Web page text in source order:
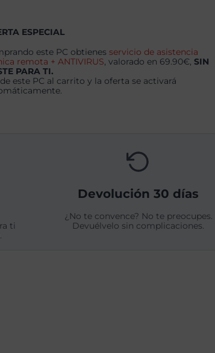
ESPECIAL
este PC obtienes servicio de asistencia
remota + ANTIVIRUS, valorado en 69.90€, SIN
PARA TI.
este PC al carrito y la oferta se activará
ti
Devolución 30 días
¿No te convence? No te preocupes.
Devuélvelo sin complicaciones.